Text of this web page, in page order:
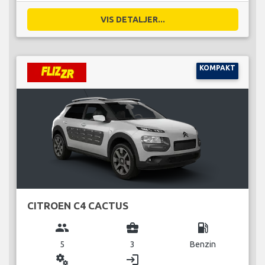
VIS DETALJER...
KOMPAKT
CITROEN C4 CACTUS
group
5
business_center
3
local_gas_station
Benzin
miscellaneous_services login